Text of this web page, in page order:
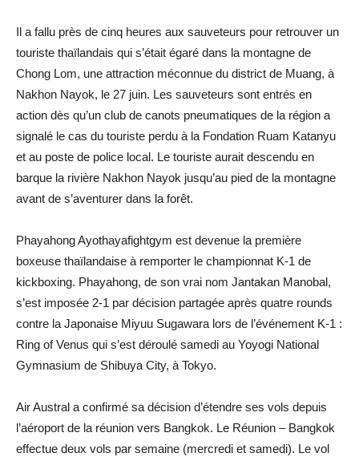
Il a fallu près de cinq heures aux sauveteurs pour retrouver un
touriste thaïlandais qui s’était égaré dans la montagne de
Chong Lom, une attraction méconnue du district de Muang, à
Nakhon Nayok, le 27 juin. Les sauveteurs sont entrés en
action dès qu’un club de canots pneumatiques de la région a
signalé le cas du touriste perdu à la Fondation Ruam Katanyu
et au poste de police local. Le touriste aurait descendu en
barque la rivière Nakhon Nayok jusqu’au pied de la montagne
avant de s’aventurer dans la forêt.
Phayahong Ayothayafightgym est devenue la première
boxeuse thaïlandaise à remporter le championnat K-1 de
kickboxing. Phayahong, de son vrai nom Jantakan Manobal,
s’est imposée 2-1 par décision partagée après quatre rounds
contre la Japonaise Miyuu Sugawara lors de l’événement K-1 :
Ring of Venus qui s’est déroulé samedi au Yoyogi National
Gymnasium de Shibuya City, à Tokyo.
Air Austral a confirmé sa décision d’étendre ses vols depuis
l’aéroport de la réunion vers Bangkok. Le Réunion – Bangkok
effectue deux vols par semaine (mercredi et samedi). Le vol